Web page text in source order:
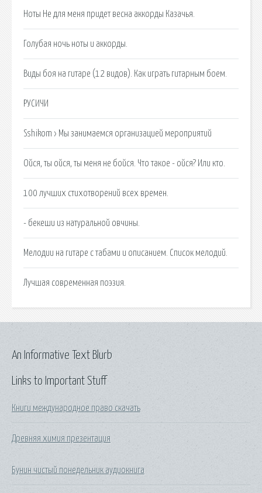
Ноты Не для меня придет весна аккорды Казачья.
Голубая ночь ноты и аккорды.
Виды боя на гитаре (12 видов). Как играть гитарным боем.
РУСИЧИ
Sshikom › Мы занимаемся организацией мероприятий
Ойся, ты ойся, ты меня не бойся. Что такое - ойся? Или кто.
100 лучших стихотворений всех времен.
- бекеши из натуральной овчины.
Мелодии на гитаре с табами и описанием. Список мелодий.
Лучшая современная поэзия.
Links to Important Stuff
Книги международное право скачать
Древняя химия презентация
Бунин чистый понедельник аудиокнига
An Informative Text Blurb